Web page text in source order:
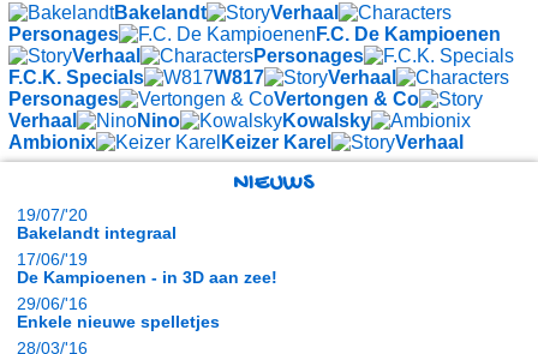
Bakelandt
Verhaal
Personages
F.C. De Kampioenen
Verhaal
Personages
F.C.K. Specials
W817
Verhaal
Personages
Vertongen & Co
Verhaal
Nino
Kowalsky
Ambionix
Keizer Karel Verhaal
NIEUWS
19/07/'20
Bakelandt integraal
17/06/'19
De Kampioenen - in 3D aan zee!
29/06/'16
Enkele nieuwe spelletjes
28/03/'16